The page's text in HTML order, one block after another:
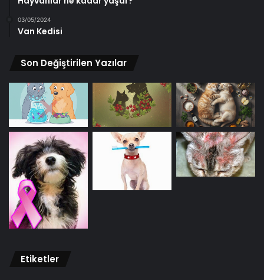
03/05/2024
Van Kedisi
Son Değiştirilen Yazılar
Etiketler